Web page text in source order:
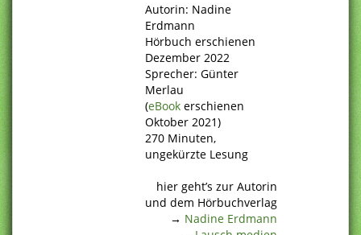
Autorin: Nadine
Erdmann
Hörbuch erschienen
Dezember 2022
Sprecher: Günter
Merlau
(eBook erschienen
Oktober 2021)
270 Minuten,
ungekürzte Lesung
hier geht’s zur Autorin
und dem Hörbuchverlag
→ Nadine Erdmann